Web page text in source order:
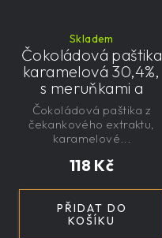
Skladem
Čokoládová paštika
karamelová 30,4%,
s meruňkami a
čekankovým
sirupem 100g -
nízkokalorická,
118 Kč
PŘIDAT DO
KOŠÍKU
Čokoládová paštika z
čekankového extraktu,
karamelové...